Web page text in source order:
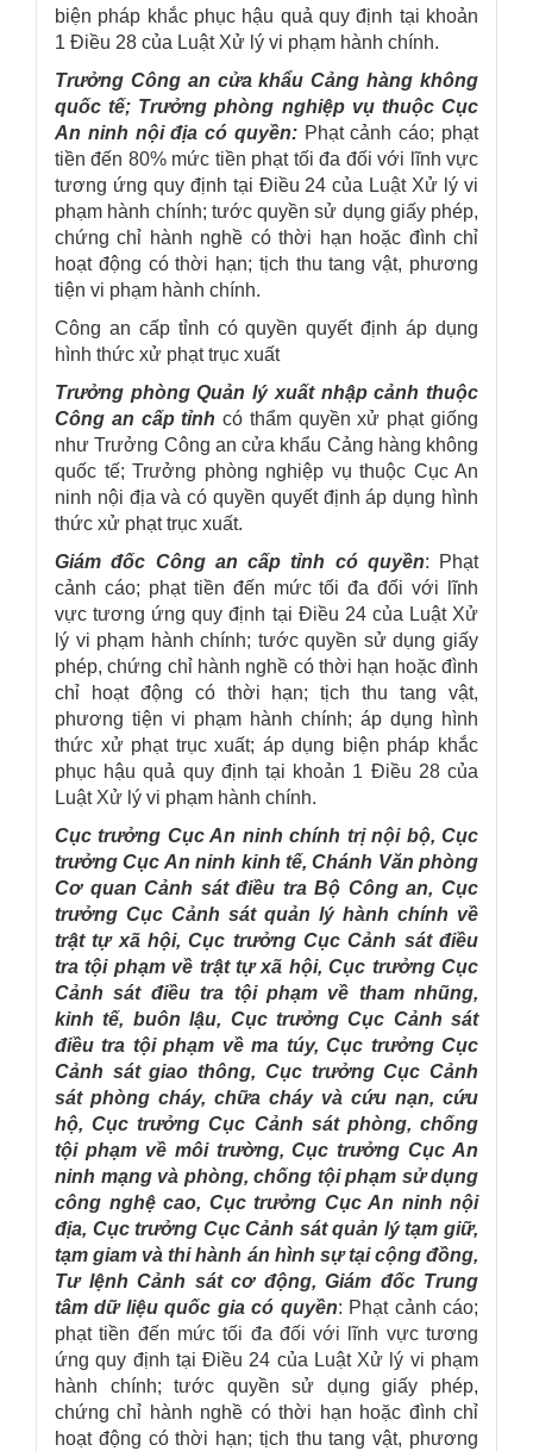
biện pháp khắc phục hậu quả quy định tại khoản
1 Điều 28 của Luật Xử lý vi phạm hành chính.
Trưởng Công an cửa khẩu Cảng hàng không
quốc tế; Trưởng phòng nghiệp vụ thuộc Cục
An ninh nội địa có quyền:Phạt cảnh cáo; phạt
tiền đến 80% mức tiền phạt tối đa đối với lĩnh vực
tương ứng quy định tại Điều 24 của Luật Xử lý vi
phạm hành chính; tước quyền sử dụng giấy phép,
chứng chỉ hành nghề có thời hạn hoặc đình chỉ
hoạt động có thời hạn; tịch thu tang vật, phương
tiện vi phạm hành chính.
Công an cấp tỉnh có quyền quyết định áp dụng
hình thức xử phạt trục xuất
Trưởng phòng Quản lý xuất nhập cảnh thuộc
Công an cấp tỉnhcó thẩm quyền xử phạt giống
như Trưởng Công an cửa khẩu Cảng hàng không
quốc tế; Trưởng phòng nghiệp vụ thuộc Cục An
ninh nội địa và có quyền quyết định áp dụng hình
thức xử phạt trục xuất.
Giám đốc Công an cấp tỉnh có quyền: Phạt
cảnh cáo; phạt tiền đến mức tối đa đối với lĩnh
vực tương ứng quy định tại Điều 24 của Luật Xử
lý vi phạm hành chính; tước quyền sử dụng giấy
phép, chứng chỉ hành nghề có thời hạn hoặc đình
chỉ hoạt động có thời hạn; tịch thu tang vật,
phương tiện vi phạm hành chính; áp dụng hình
thức xử phạt trục xuất; áp dụng biện pháp khắc
phục hậu quả quy định tại khoản 1 Điều 28 của
Luật Xử lý vi phạm hành chính.
Cục trưởng Cục An ninh chính trị nội bộ, Cục
trưởng Cục An ninh kinh tế, Chánh Văn phòng
Cơ quan Cảnh sát điều tra Bộ Công an, Cục
trưởng Cục Cảnh sát quản lý hành chính về
trật tự xã hội, Cục trưởng Cục Cảnh sát điều
tra tội phạm về trật tự xã hội, Cục trưởng Cục
Cảnh sát điều tra tội phạm về tham nhũng,
kinh tế, buôn lậu, Cục trưởng Cục Cảnh sát
điều tra tội phạm về ma túy, Cục trưởng Cục
Cảnh sát giao thông, Cục trưởng Cục Cảnh
sát phòng cháy, chữa cháy và cứu nạn, cứu
hộ, Cục trưởng Cục Cảnh sát phòng, chống
tội phạm về môi trường, Cục trưởng Cục An
ninh mạng và phòng, chống tội phạm sử dụng
công nghệ cao, Cục trưởng Cục An ninh nội
địa, Cục trưởng Cục Cảnh sát quản lý tạm giữ,
tạm giam và thi hành án hình sự tại cộng đồng,
Tư lệnh Cảnh sát cơ động, Giám đốc Trung
tâm dữ liệu quốc gia có quyền: Phạt cảnh cáo;
phạt tiền đến mức tối đa đối với lĩnh vực tương
ứng quy định tại Điều 24 của Luật Xử lý vi phạm
hành chính; tước quyền sử dụng giấy phép,
chứng chỉ hành nghề có thời hạn hoặc đình chỉ
hoạt động có thời hạn; tịch thu tang vật, phương